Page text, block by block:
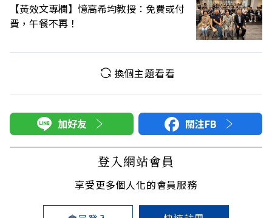
【黃效文專欄】憶高希均教授：免費或付
費，午餐不再！
換個主題看看
加好友 關注FB
登入網站會員
享受更多個人化的會員服務